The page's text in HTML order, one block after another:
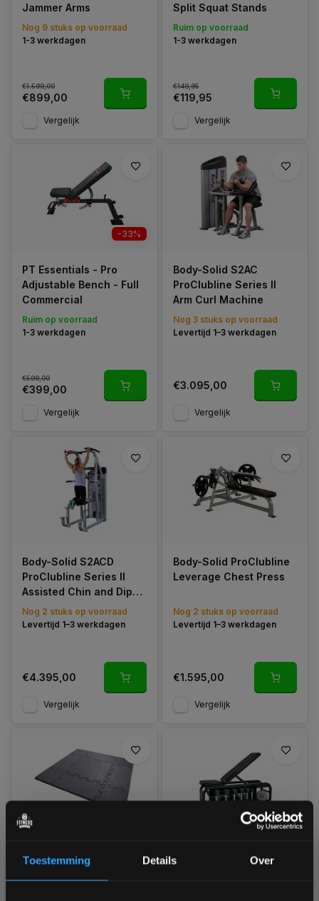
Toestemming Details Over
Jammer Arms
Nog 9 stuks op voorraad
1-3 werkdagen
€1.599,00
€899,00
Vergelijk
Split Squat Stands
Ruim op voorraad
1-3 werkdagen
€149,95
€119,95
Vergelijk
-33%
PT Essentials - Pro
Adjustable Bench - Full
Commercial
Ruim op voorraad
1-3 werkdagen
€599,00
€399,00
Vergelijk
Body-Solid S2AC
ProClubline Series II
Arm Curl Machine
Nog 3 stuks op voorraad
Levertijd 1–3 werkdagen
€3.095,00
Vergelijk
Body-Solid S2ACD
ProClubline Series II
Assisted Chin and Dip
Machine
Nog 2 stuks op voorraad
Levertijd 1–3 werkdagen
€4.395,00
Vergelijk
Body-Solid ProClubline
Leverage Chest Press
Nog 2 stuks op voorraad
Levertijd 1–3 werkdagen
€1.595,00
Vergelijk
Crossmaxx LMX 1345
Rubberen vloerdelen
Zwart
Centr CFB1.1 Fusion
Bench